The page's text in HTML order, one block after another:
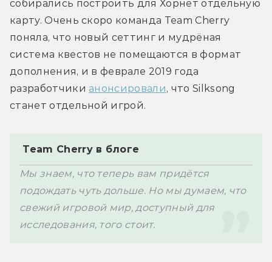
собирались построить для Хорнет отдельную
карту. Очень скоро команда Team Cherry
поняла, что новый сеттинг и мудрёная
система квестов не помещаются в формат
дополнения, и в феврале 2019 года
разработчики анонсировали, что Silksong
станет отдельной игрой.
Team Cherry в блоге
Мы знаем, что теперь вам придётся
подождать чуть дольше. Но мы думаем, что
свежий игровой мир, доступный для
исследования, того стоит.